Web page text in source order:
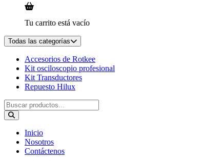
Tu carrito está vacío
Todas las categorías
Accesorios de Rotkee
Kit osciloscopio profesional
Kit Transductores
Repuesto Hilux
Inicio
Nosotros
Contáctenos